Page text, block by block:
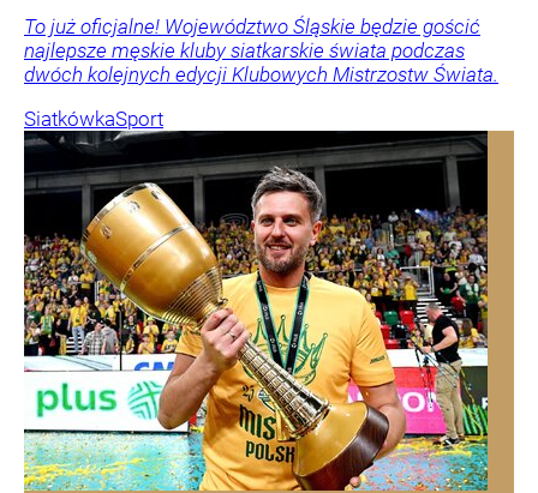
To już oficjalne! Województwo Śląskie będzie gościć
najlepsze męskie kluby siatkarskie świata podczas
dwóch kolejnych edycji Klubowych Mistrzostw Świata.
SiatkówkaSport